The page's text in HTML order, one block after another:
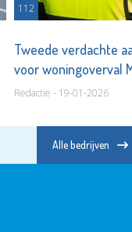
112
Tweede verdachte
voor woningoverval
Redactie - 19-01-2026
Alle bedrijven